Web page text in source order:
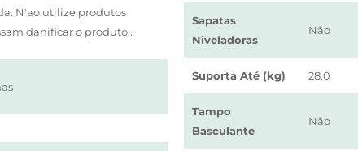
N'ao utilize produtos
danificar o produto..
Sapatas
Niveladoras
Não
Suporta Até (kg) 28.0
Tampo
Basculante
Não